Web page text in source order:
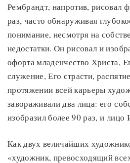
Рембрандт, напротив, рисовал
раз, часто обнаруживая
понимание, несмотря на
недостатки. Он рисовал и
офорта младенчество Христа,
служение, Его страсти,
протяжении всей карьеры
завораживали два лица: его
изобразил более 90 раз, и лицо
Как двух величайших
«художник, превосходящий